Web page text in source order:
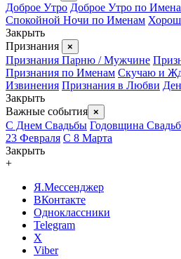
Доброе Утро Доброе Утро по
Спокойной Ночи по Именам
Закрыть
Признания
×
Признания Парню / Мужчине
Признания по Именам Скучаю и
Извинения Признания в Любви
Закрыть
Важные события ×
С Днем Свадьбы Годовщина
23 Февраля С 8 Марта
Закрыть
+
Я.Мессенджер
ВКонтакте
Одноклассники
Telegram
X
Viber